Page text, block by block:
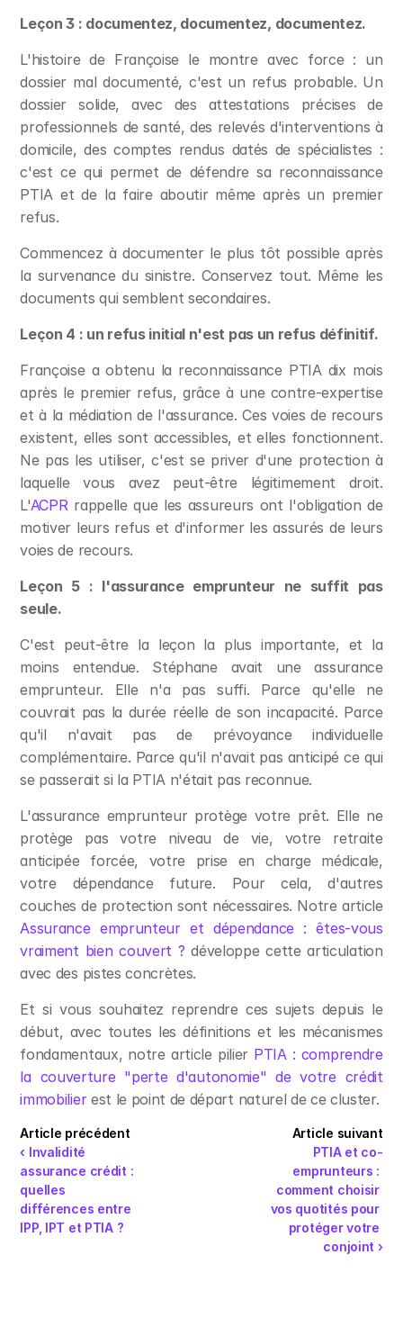
Leçon 3 : documentez, documentez, documentez.
L'histoire de Françoise le montre avec force : un
dossier mal documenté, c'est un refus probable. Un
dossier solide, avec des attestations précises de
professionnels de santé, des relevés d'interventions à
domicile, des comptes rendus datés de spécialistes :
c'est ce qui permet de défendre sa reconnaissance
PTIA et de la faire aboutir même après un premier
refus.
Commencez à documenter le plus tôt possible après
la survenance du sinistre. Conservez tout. Même les
documents qui semblent secondaires.
Leçon 4 : un refus initial n'est pas un refus définitif.
Françoise a obtenu la reconnaissance PTIA dix mois
après le premier refus, grâce à une contre-expertise
et à la médiation de l'assurance. Ces voies de recours
existent, elles sont accessibles, et elles fonctionnent.
Ne pas les utiliser, c'est se priver d'une protection à
laquelle vous avez peut-être légitimement droit.
L'ACPR rappelle que les assureurs ont l'obligation de
motiver leurs refus et d'informer les assurés de leurs
voies de recours.
Leçon 5 : l'assurance emprunteur ne suffit pas
seule.
C'est peut-être la leçon la plus importante, et la
moins entendue. Stéphane avait une assurance
emprunteur. Elle n'a pas suffi. Parce qu'elle ne
couvrait pas la durée réelle de son incapacité. Parce
qu'il n'avait pas de prévoyance individuelle
complémentaire. Parce qu'il n'avait pas anticipé ce qui
se passerait si la PTIA n'était pas reconnue.
L'assurance emprunteur protège votre prêt. Elle ne
protège pas votre niveau de vie, votre retraite
anticipée forcée, votre prise en charge médicale,
votre dépendance future. Pour cela, d'autres
couches de protection sont nécessaires. Notre article
Assurance emprunteur et dépendance : êtes-vous
vraiment bien couvert ? développe cette articulation
avec des pistes concrètes.
Et si vous souhaitez reprendre ces sujets depuis le
début, avec toutes les définitions et les mécanismes
fondamentaux, notre article pilier PTIA : comprendre
la couverture "perte d'autonomie" de votre crédit
immobilier est le point de départ naturel de ce cluster.
Article précédent
‹ Invalidité
assurance crédit :
quelles
différences entre
IPP, IPT et PTIA ?
Article suivant
PTIA et co-
emprunteurs :
comment choisir
vos quotités pour
protéger votre
conjoint ›